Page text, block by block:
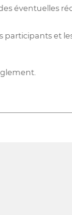
éventuelles